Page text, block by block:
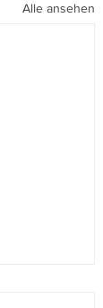
Alle ansehen